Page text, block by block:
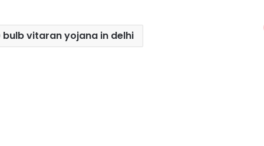
bulb vitaran yojana in delhi